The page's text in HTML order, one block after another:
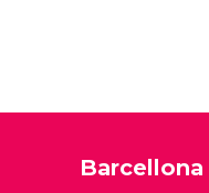
Barcellona